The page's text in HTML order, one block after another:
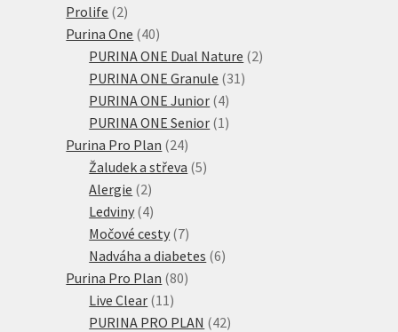
Prolife 22
produkty
Purina One 4040
produktů
PURINA ONE Dual Nature 22
PURINA ONE Granule 31 31
PURINA ONE Junior 44
produkty
PURINA ONE Senior 1 1
Purina Pro Plan 2424
produktů
Žaludek a střeva 55
Alergie 22
produkty
Ledviny 44
produkty
Močové cesty 77
produktů
Nadváha a diabetes 66
Purina Pro Plan 8080
Live Clear 11 11
produktů
PURINA PRO PLAN 4242